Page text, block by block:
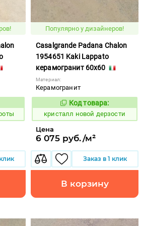
Популярно у дизайнеров!
Casalgrande Padana Chalon
1954651 Kaki Lappato
керамогранит 60x60
Материал:
Керамогранит
820645
Код товара:
кристалл новой дерзости
Цена
6 075 руб./м²
Заказ в 1 клик
В корзину